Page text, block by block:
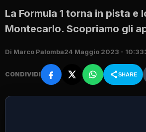
La Formula 1 torna in pista
Montecarlo. Scopriamo gli
Di Marco Palomba24 Maggio 2023 - 10:33
CONDIVIDI SHARE